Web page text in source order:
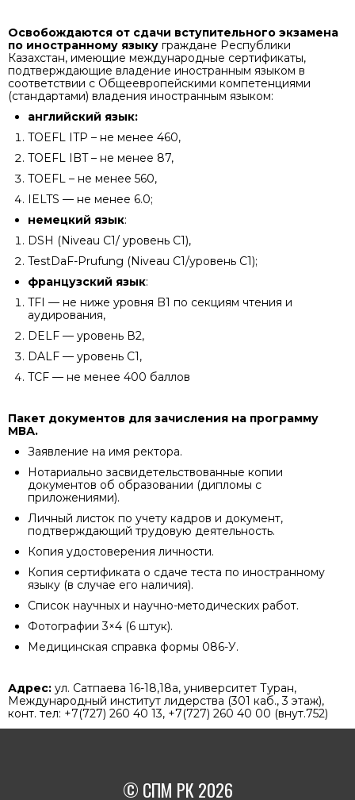
Освобождаются от сдачи вступительного экзамена
по иностранному языку граждане Республики
Казахстан, имеющие международные сертификаты,
подтверждающие владение иностранным языком в
соответствии с Общеевропейскими компетенциями
(стандартами) владения иностранным языком:
английский язык:
TOEFL ITP – не менее 460,
TOEFL IBT – не менее 87,
TOEFL – не менее 560,
IELTS — не менее 6.0;
немецкий язык:
DSH (Niveau С1/ уровень С1),
TestDaF-Prufung (Niveau C1/уровень С1);
французский язык:
TFI — не ниже уровня B1 по секциям чтения и
аудирования,
DELF — уровень В2,
DALF — уровень С1,
TCF — не менее 400 баллов
Пакет документов для зачисления на программу
МВА.
Заявление на имя ректора.
Нотариально засвидетельствованные копии
документов об образовании (дипломы с
приложениями).
Личный листок по учету кадров и документ,
подтверждающий трудовую деятельность.
Копия удостоверения личности.
Копия сертификата о сдаче теста по иностранному
языку (в случае его наличия).
Список научных и научно-методических работ.
Фотографии 3×4 (6 штук).
Медицинская справка формы 086-У.
Адрес: ул. Сатпаева 16-18,18а, университет Туран,
Международный институт лидерства (301 каб., 3 этаж),
конт. тел: +7(727) 260 40 13, +7(727) 260 40 00 (внут.752)
© СПМ РК 2026